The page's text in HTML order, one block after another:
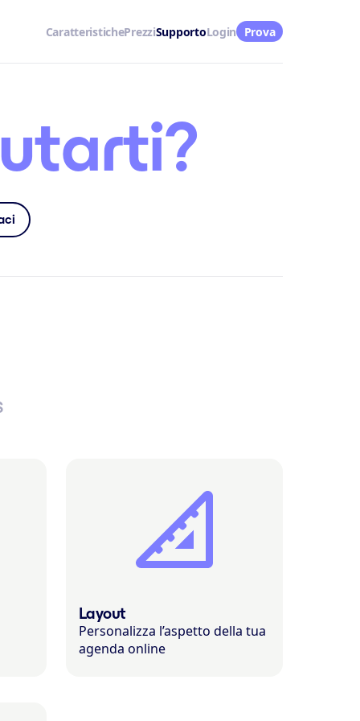
CaratteristichePrezziSupportoLogin Prova
Layout
Personalizza l’aspetto della tua
agenda online